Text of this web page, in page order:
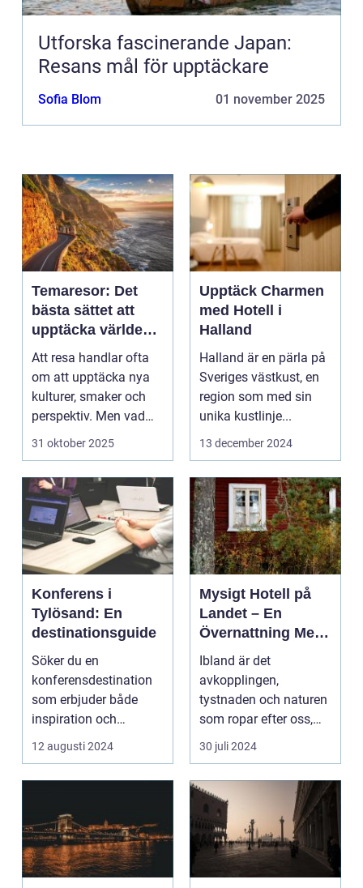
Utforska fascinerande Japan:
Resans mål för upptäckare
Sofia Blom 01 november 2025
Temaresor: Det
bästa sättet att
upptäcka världen
på
Att resa handlar ofta
om att upptäcka nya
kulturer, smaker och
perspektiv. Men vad
händer ...
31 oktober 2025
Upptäck Charmen
med Hotell i
Halland
Halland är en pärla på
Sveriges västkust, en
region som med sin
unika kustlinje...
13 december 2024
Konferens i
Tylösand: En
destinationsguide
Söker du en
konferensdestination
som erbjuder både
inspiration och
avkoppling? Tylös...
12 augusti 2024
Mysigt Hotell på
Landet – En
Övernattning Med
Charm
Ibland är det
avkopplingen,
tystnaden och naturen
som ropar efter oss,
och svaret är ofta ...
30 juli 2024